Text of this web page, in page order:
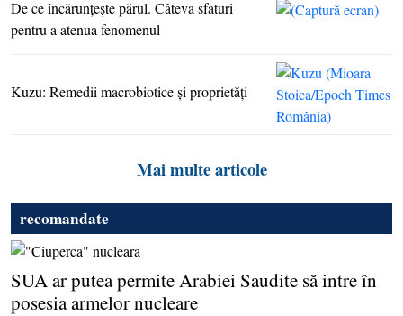
De ce încărunţeşte părul. Câteva sfaturi
pentru a atenua fenomenul
Kuzu: Remedii macrobiotice şi proprietăţi
Mai multe articole
recomandate
SUA ar putea permite Arabiei Saudite să intre în
posesia armelor nucleare